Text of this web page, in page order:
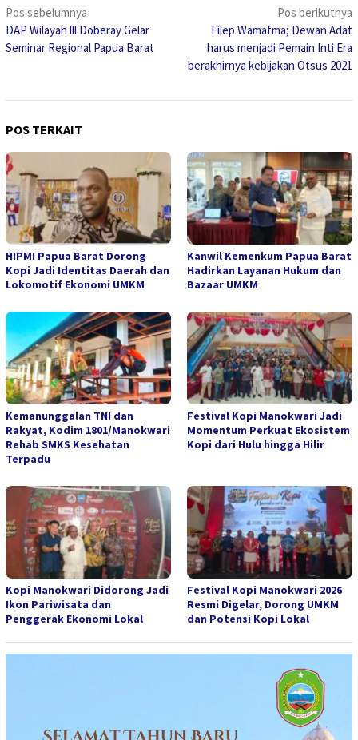
Navigasi
pos
Pos sebelumnya
DAP Wilayah lll Doberay Gelar
Seminar Regional Papua Barat
Pos berikutnya
Filep Wamafma; Dewan Adat
harus menjadi Pemain Inti Era
berakhirnya kebijakan Otsus 2021
POS TERKAIT
HIPMI Papua Barat Dorong
Kopi Jadi Identitas Daerah dan
Lokomotif Ekonomi UMKM
Kanwil Kemenkum Papua Barat
Hadirkan Layanan Hukum dan
Bazaar UMKM
Kemanunggalan TNI dan
Rakyat, Kodim 1801/Manokwari
Rehab SMKS Kesehatan
Terpadu
Festival Kopi Manokwari Jadi
Momentum Perkuat Ekosistem
Kopi dari Hulu hingga Hilir
Kopi Manokwari Didorong Jadi
Ikon Pariwisata dan
Penggerak Ekonomi Lokal
Festival Kopi Manokwari 2026
Resmi Digelar, Dorong UMKM
dan Potensi Kopi Lokal